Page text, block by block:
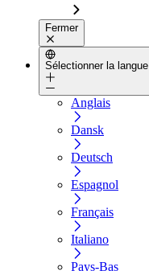
Fermer
Sélectionner la langue
Anglais
Dansk
Deutsch
Espagnol
Français
Italiano
Pays-Bas